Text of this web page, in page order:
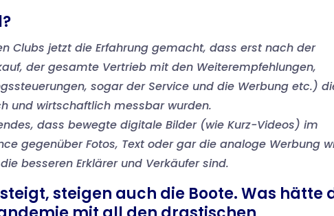
Clubs jetzt die Erfahrung gemacht, dass erst nach der
der gesamte Vertrieb mit den Weiterempfehlungen,
sogar der Service und die Werbung etc.)
und wirtschaftlich messbar wurden.
dass bewegte digitale Bilder (wie Kurz-Videos) im
gegenüber Fotos, Text oder gar die analoge Werbung
besseren Erklärer und Verkäufer sind.
steigen auch die Boote. Was hätte